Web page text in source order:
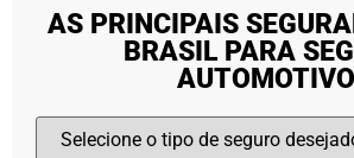
AS PRINCIPAIS
BRASIL PARA
AUTOMOTIVO